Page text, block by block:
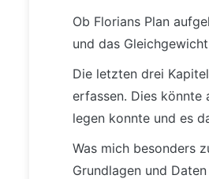
Ob Florians Plan
und das
Die letzten drei
erfassen. Dies könnte
legen konnte und es
Was mich besonders
Grundlagen und